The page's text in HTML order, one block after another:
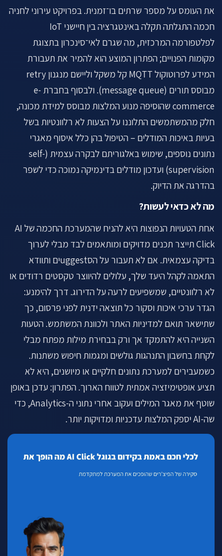
את העומס על מספר שרתים בו־זמנית. בפרויקט עירוני לחניה
חכמה התגלתה תקלה באינטגרציה בין חיישני IoT
לפלטפורמה המרכזית, מה שגרם לאי־סינכרון בתצוגת
מקומות הפנויים; הפתרון המוצע הוא להמיר את תעבורת
המידע לפרוטוקול MQTT קל משקל וליישם מנגנון retry
מבוסס תורים (message queue). ולבסוף בחברת e-
commerce שהוסיפה מנוע המלצות מבוסס למידת מכונה,
חלק מהמשתמשים התלוננו על הצעות לא רלוונטיות בשל
בעיות באיכות המודלים – הטיפול בהן כלל איסוף מאגרי
נתונים נוספים, שימוש באלגוריתם לבקרה עצמית (self-
supervision) ועדכון מודלים בדינמיקה נמוכה כדי לשפר
בהדרגה את הדיוק.
מה לא כדאי לעשות?
אחת הטעויות הנפוצות היא להניח שהמערכת החכמה של AI
Click תייצר תכנים מדויקים ומותאמים לבד מבלי לערוך
בדיקה עצמאית. אם לא תעבור על הסuggestים ותוודא
התאמה לקהל היעד שלך, עלולים להיווצר טקסטים רדודים או
לא רלוונטיים, שמשפיעים לרעה על הדירוג. דרך להימנע:
הגדר ערכי איכות וסקור כל תוצאה ידנית לפני פרסום, כך
שתישאר תואם למדיניות האתר ולכוונת המשתמש. הטעות
השנייה היא להתמקד אך ורק בבחירת מילות מפתח מבלי
לקחת בחשבון התנהגות גולשים ומגמות חיפוש משתנות.
כשמעבירים למערכת נתונים חלקיים או מיושנים, היא לא
תציע אופטימיזציה אמתית לטווח הארוך. הפתרון: עדכן באופן
שוטף את מאגר המילים ועקוב אחרי נתוני ה-Analytics, כדי
שה-AI יספק המלצות עדכניות ומדויקות יותר.